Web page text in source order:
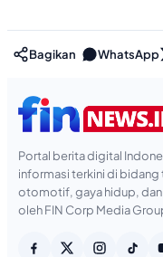
Bagikan WhatsApp
Portal berita digital
informasi terkini di
otomotif, gaya hidup,
oleh FIN Corp Media